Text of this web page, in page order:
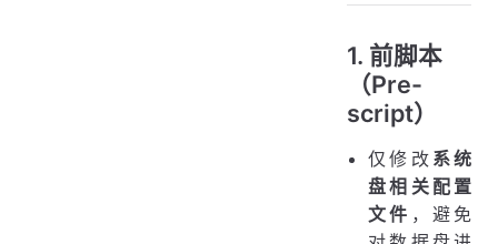
1. 前脚本
（Pre-
script）
仅修改 系统
盘相关配置
文件 ，避免